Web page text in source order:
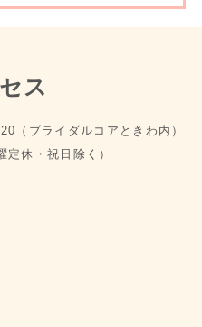
ス
ブライダルコアときわ内）
休・祝日除く）